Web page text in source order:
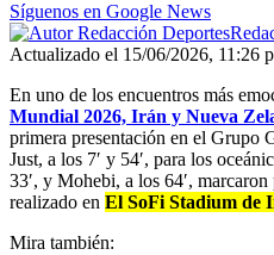
Síguenos en Google News
Actualizado el 15/06/2026, 11:26
En uno de los encuentros más
Mundial 2026, Irán y Nueva
primera presentación en el Grupo
Just, a los 7′ y 54′, para los
33′, y Mohebi, a los 64′,
realizado en El SoFi Stadium de
Mira también: